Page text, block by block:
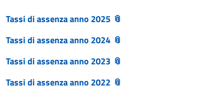
Tassi di assenza anno 2025
Tassi di assenza anno 2024
Tassi di assenza anno 2023
Tassi di assenza anno 2022